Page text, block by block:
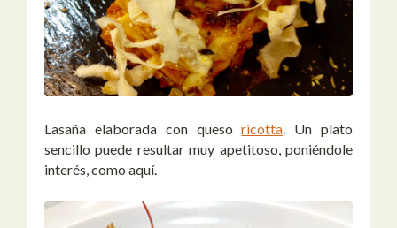
Lasaña elaborada con quesoricotta. Un plato
sencillo puede resultar muy apetitoso, poniéndole
interés, como aquí.